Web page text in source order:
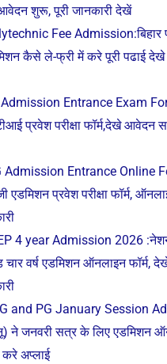
शुरू, पूरी जानकारी देखें
Fee Admission:बिहार
कैसे ले-फ्री में करे पूरी पढाई देखे
Entrance Exam
प्रवेश परीक्षा फॉर्म,देखे आवेदन
Admission Entrance Online
एडमिशन प्रवेश परीक्षा फॉर्म,
4 year Admission 2026
चार वर्ष एडमिशन ऑनलाइन फॉर्म,
and PG January Session
ने जनवरी सत्र के लिए एडमिशन
अप्लाई